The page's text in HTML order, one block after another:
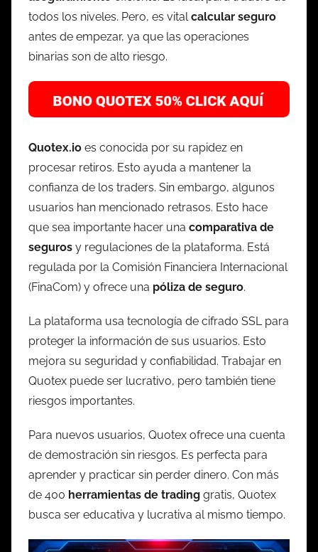
todos los niveles. Pero, es vital calcular seguro
antes de empezar, ya que las operaciones
binarias son de alto riesgo.
Quotex.io es conocida por su rapidez en
procesar retiros. Esto ayuda a mantener la
confianza de los traders. Sin embargo, algunos
usuarios han mencionado retrasos. Esto hace
que sea importante hacer una comparativa de
seguros y regulaciones de la plataforma. Está
regulada por la Comisión Financiera Internacional
(FinaCom) y ofrece una póliza de seguro.
La plataforma usa tecnología de cifrado SSL para
proteger la información de sus usuarios. Esto
mejora su seguridad y confiabilidad. Trabajar en
Quotex puede ser lucrativo, pero también tiene
riesgos importantes.
Para nuevos usuarios, Quotex ofrece una cuenta
de demostración sin riesgos. Es perfecta para
aprender y practicar sin perder dinero. Con más
de 400 herramientas de trading gratis, Quotex
busca ser educativa y lucrativa al mismo tiempo.